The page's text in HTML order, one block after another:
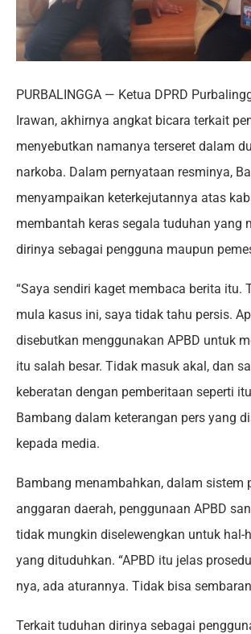
PURBALINGGA — Ketua DPRD
Irawan, akhirnya angkat bicara terkait
menyebutkan namanya terseret dalam
narkoba. Dalam pernyataan resminya,
menyampaikan keterkejutannya atas
membantah keras segala tuduhan yang
dirinya sebagai pengguna maupun
“Saya sendiri kaget membaca berita itu.
mula kasus ini, saya tidak tahu persis.
disebutkan menggunakan APBD untuk
itu salah besar. Tidak masuk akal, dan
keberatan dengan pemberitaan seperti
Bambang dalam keterangan pers yang
kepada media.
Bambang menambahkan, dalam sistem
anggaran daerah, penggunaan APBD
tidak mungkin diselewengkan untuk hal-
yang dituduhkan. “APBD itu jelas
nya, ada aturannya. Tidak bisa
Terkait tuduhan dirinya sebagai